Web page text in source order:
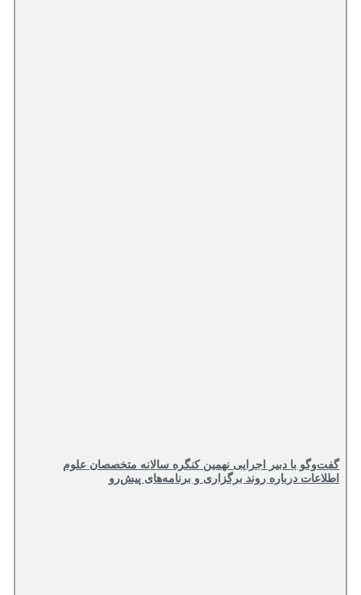
گفت‌وگو با دبیر اجرایی نهمین کنگره سالانه متخصصان علوم
اطلاعات درباره روند برگزاری و برنامه‌های پیش‌رو